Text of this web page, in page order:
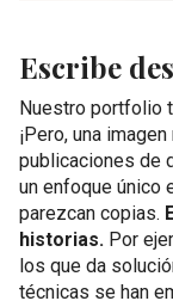
Escribe
Nuestro portfolio
¡Pero, una
publicaciones de
un enfoque único
parezcan copias.
historias. Por
los que da
técnicas se han